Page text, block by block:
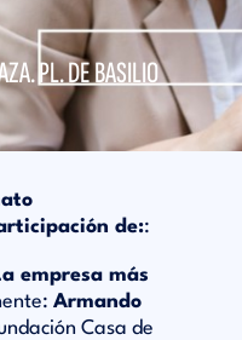
PL. DE BASILIO
de::
empresa más
Armando
Casa de